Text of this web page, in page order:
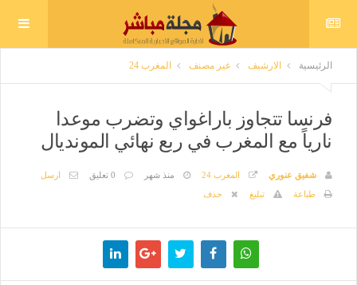
الرئيسية الارشيف غير مصنف المغرب 24
فرنسا تتجاوز باراغواي وتضرب موعدا
نارياً مع المغرب في ربع نهائي المونديال
شفيق عنوري المغرب 24 منذ شهر 0 تعليق
ارسل
طباعة
تبليغ حذف